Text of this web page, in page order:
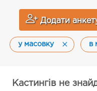
Додати
у масовку в
Кастингів не